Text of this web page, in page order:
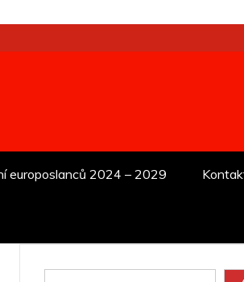
europoslanců 2024 – 2029